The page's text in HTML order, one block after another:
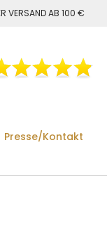
VERSAND AB 100 €
Presse/Kontakt